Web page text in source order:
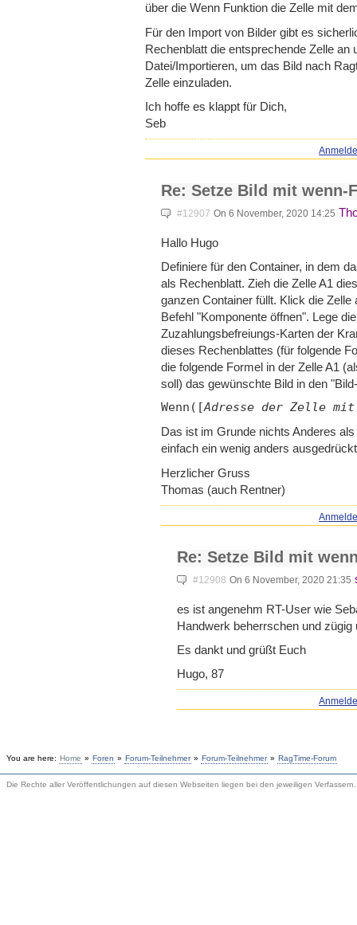
über die Wenn Funktion die Zelle mit
Für den Import von Bilder gibt es
Rechenblatt die entsprechende Zelle an
Datei/Importieren, um das Bild nach
Zelle einzuladen.
Ich hoffe es klappt für Dich,
Seb
Re: Setze Bild mit wenn-
#12907 On 6 November, 2020 14:25
Hallo Hugo
Definiere für den Container, in dem
als Rechenblatt. Zieh die Zelle A1
ganzen Container füllt. Klick die
Befehl "Komponente öffnen". Lege
Zuzahlungsbefreiungs-Karten der
dieses Rechenblattes (für folgende
die folgende Formel in der Zelle A1
soll) das gewünschte Bild in den
Wenn([Adresse der Zelle
Das ist im Grunde nichts Anderes
einfach ein wenig anders
Herzlicher Gruss
Thomas (auch Rentner)
Re: Setze Bild mit
#12908 On 6 November, 2020 21:35
es ist angenehm RT-User wie
Handwerk beherrschen und
Es dankt und grüßt Euch
Hugo, 87
You are here: Home » Foren » Forum-Teilnehmer » Forum-Teilnehmer » RagTime-Forum
Die Rechte aller Veröffentlichungen auf diesen Webseiten liegen bei den jeweiligen